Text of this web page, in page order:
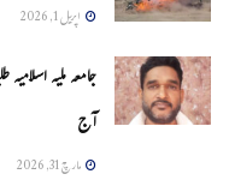
اپریل 1, 2026
جامعہ ملیہ
آج
مارچ 31, 2026